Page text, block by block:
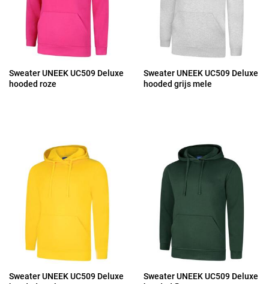
Sweater UNEEK UC509 Deluxe
hooded roze
Sweater UNEEK UC509 Deluxe
hooded grijs mele
Sweater UNEEK UC509 Deluxe
Sweater UNEEK UC509 Deluxe